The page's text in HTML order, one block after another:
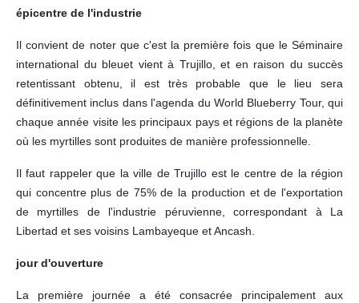
épicentre de l'industrie
Il convient de noter que c'est la première fois que le Séminaire
international du bleuet vient à Trujillo, et en raison du succès
retentissant obtenu, il est très probable que le lieu sera
définitivement inclus dans l'agenda du World Blueberry Tour, qui
chaque année visite les principaux pays et régions de la planète
où les myrtilles sont produites de manière professionnelle.
Il faut rappeler que la ville de Trujillo est le centre de la région
qui concentre plus de 75% de la production et de l'exportation
de myrtilles de l'industrie péruvienne, correspondant à La
Libertad et ses voisins Lambayeque et Ancash.
jour d'ouverture
La première journée a été consacrée principalement aux